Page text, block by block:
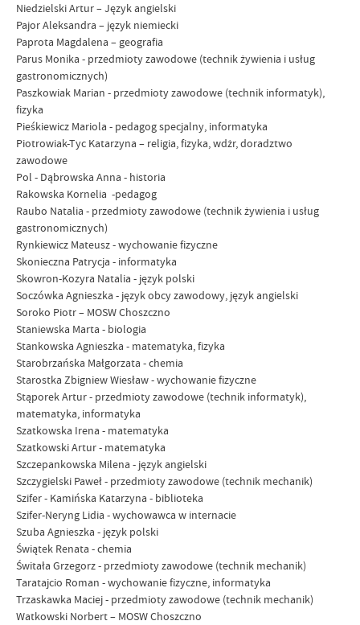
Niedzielski Artur – Język angielski
Pajor Aleksandra – język niemiecki
Paprota Magdalena – geografia
Parus Monika - przedmioty zawodowe (technik żywienia i usług
gastronomicznych)
Paszkowiak Marian - przedmioty zawodowe (technik informatyk),
fizyka
Pieśkiewicz Mariola - pedagog specjalny, informatyka
Piotrowiak-Tyc Katarzyna – religia, fizyka, wdżr, doradztwo
zawodowe
Pol - Dąbrowska Anna - historia
Rakowska Kornelia -pedagog
Raubo Natalia - przedmioty zawodowe (technik żywienia i usług
gastronomicznych)
Rynkiewicz Mateusz - wychowanie fizyczne
Skonieczna Patrycja - informatyka
Skowron-Kozyra Natalia - język polski
Soczówka Agnieszka - język obcy zawodowy, język angielski
Soroko Piotr – MOSW Choszczno
Staniewska Marta - biologia
Stankowska Agnieszka - matematyka, fizyka
Starobrzańska Małgorzata - chemia
Starostka Zbigniew Wiesław - wychowanie fizyczne
Stąporek Artur - przedmioty zawodowe (technik informatyk),
matematyka, informatyka
Szatkowska Irena - matematyka
Szatkowski Artur - matematyka
Szczepankowska Milena - język angielski
Szczygielski Paweł - przedmioty zawodowe (technik mechanik)
Szifer - Kamińska Katarzyna - biblioteka
Szifer-Neryng Lidia - wychowawca w internacie
Szuba Agnieszka - język polski
Świątek Renata - chemia
Świtała Grzegorz - przedmioty zawodowe (technik mechanik)
Taratajcio Roman - wychowanie fizyczne, informatyka
Trzaskawka Maciej - przedmioty zawodowe (technik mechanik)
Watkowski Norbert – MOSW Choszczno